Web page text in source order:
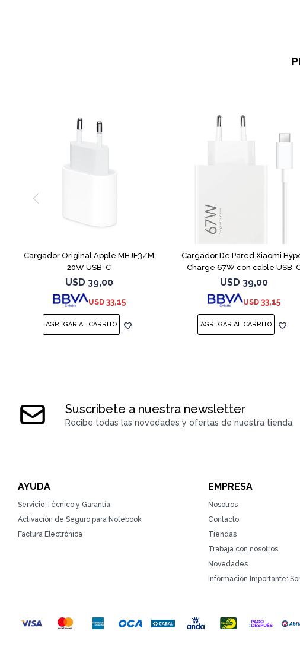
Cargador Original Apple MHJE3ZM
20W USB-C
USD 39,00
USD 33,15
Cargador De Pared Xiaomi
Charge 67W con cable USB-
USD 39,00
USD 33,15
Suscríbete a nuestra newsletter
Recibe todas las novedades y ofertas de nuestra tienda.
AYUDA
Servicio Técnico y Garantía
Activación de Seguro para Notebook
Factura Electrónica
EMPRESA
Nosotros
Contacto
Tiendas
Trabaja con nosotros
Novedades
Información Importante: